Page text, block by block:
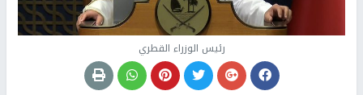
رئيس الوزراء القطري